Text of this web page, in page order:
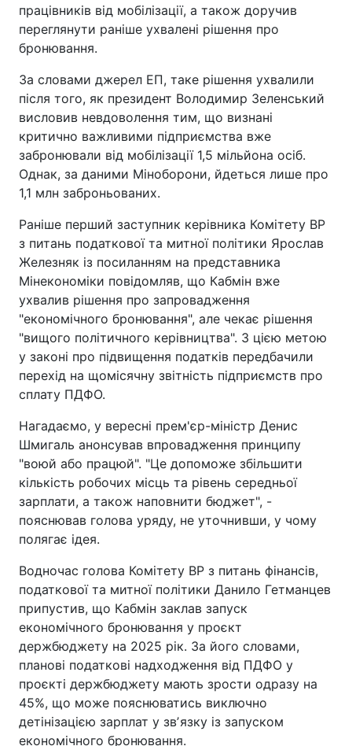
працівників від мобілізації, а також доручив
переглянути раніше ухвалені рішення про
бронювання.
За словами джерел ЕП, таке рішення ухвалили
після того, як президент Володимир Зеленський
висловив невдоволення тим, що визнані
критично важливими підприємства вже
забронювали від мобілізації 1,5 мільйона осіб.
Однак, за даними Міноборони, йдеться лише про
1,1 млн заброньованих.
Раніше перший заступник керівника Комітету ВР
з питань податкової та митної політики Ярослав
Железняк із посиланням на представника
Мінекономіки повідомляв, що Кабмін вже
ухвалив рішення про запровадження
"економічного бронювання", але чекає рішення
"вищого політичного керівництва". З цією метою
у законі про підвищення податків передбачили
перехід на щомісячну звітність підприємств про
сплату ПДФО.
Нагадаємо, у вересні прем'єр-міністр Денис
Шмигаль анонсував впровадження принципу
"воюй або працюй". "Це допоможе збільшити
кількість робочих місць та рівень середньої
зарплати, а також наповнити бюджет", -
пояснював голова уряду, не уточнивши, у чому
полягає ідея.
Водночас голова Комітету ВР з питань фінансів,
податкової та митної політики Данило Гетманцев
припустив, що Кабмін заклав запуск
економічного бронювання у проєкт
держбюджету на 2025 рік. За його словами,
планові податкові надходження від ПДФО у
проєкті держбюджету мають зрости одразу на
45%, що може пояснюватись виключно
детінізацією зарплат у звʼязку із запуском
економічного бронювання.